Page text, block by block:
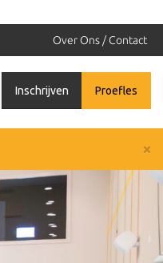
Over Ons / Contact
Inschrijven Proefles
×